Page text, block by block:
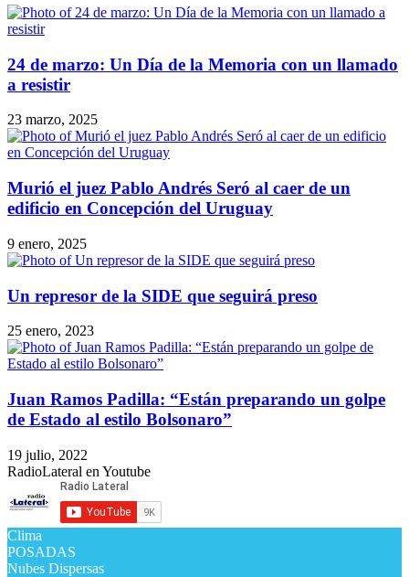
24 de marzo: Un Día de la Memoria con un llamado
a resistir
23 marzo, 2025
Murió el juez Pablo Andrés Seró al caer de un
edificio en Concepción del Uruguay
9 enero, 2025
Un represor de la SIDE que seguirá preso
25 enero, 2023
Juan Ramos Padilla: “Están preparando un golpe
de Estado al estilo Bolsonaro”
19 julio, 2022
RadioLateral en Youtube
Clima
POSADAS
Nubes Dispersas